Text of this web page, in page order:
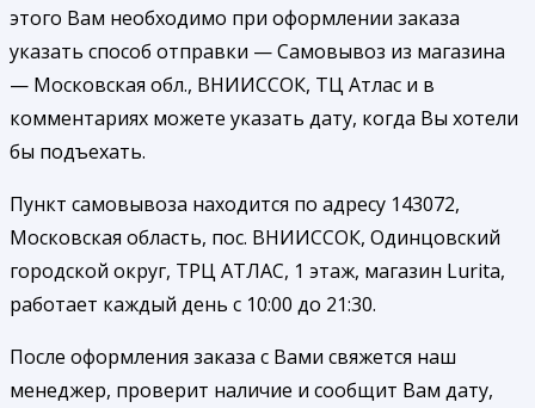
этого Вам необходимо при оформлении заказа
указать способ отправки — Самовывоз из магазина
— Московская обл., ВНИИССОК, ТЦ Атлас и в
комментариях можете указать дату, когда Вы хотели
бы подъехать.
Пункт самовывоза находится по адресу 143072,
Московская область, пос. ВНИИССОК, Одинцовский
городской округ, ТРЦ АТЛАС, 1 этаж, магазин Lurita,
работает каждый день с 10:00 до 21:30.
После оформления заказа с Вами свяжется наш
менеджер, проверит наличие и сообщит Вам дату,